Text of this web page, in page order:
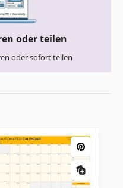
oder teilen
oder sofort teilen